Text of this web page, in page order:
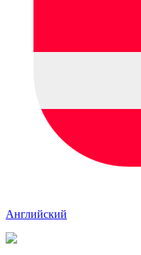
Английский